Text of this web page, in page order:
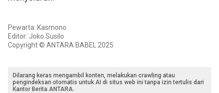
Pewarta: Kasmono
Editor: Joko Susilo
Copyright © ANTARA BABEL 2025
Dilarang keras mengambil konten, melakukan crawling atau
pengindeksan otomatis untuk AI di situs web ini tanpa izin tertulis dari
Kantor Berita ANTARA.